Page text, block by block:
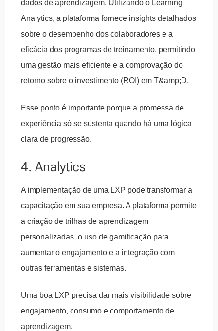
dados de aprendizagem. Utilizando o Learning
Analytics, a plataforma fornece insights detalhados
sobre o desempenho dos colaboradores e a
eficácia dos programas de treinamento, permitindo
uma gestão mais eficiente e a comprovação do
retorno sobre o investimento (ROI) em T&amp;D.
Esse ponto é importante porque a promessa de
experiência só se sustenta quando há uma lógica
clara de progressão.
4. Analytics
A implementação de uma LXP pode transformar a
capacitação em sua empresa. A plataforma permite
a criação de trilhas de aprendizagem
personalizadas, o uso de gamificação para
aumentar o engajamento e a integração com
outras ferramentas e sistemas.
Uma boa LXP precisa dar mais visibilidade sobre
engajamento, consumo e comportamento de
aprendizagem.